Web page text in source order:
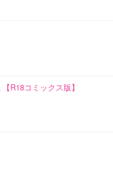
R18コミックス版】